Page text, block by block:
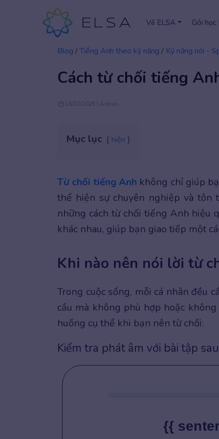
Về ELSA Gói học
Blog /Tiếng Anh theo kỹ năng / Kỹ năng nói -
Cách từ chối tiếng
16/02/2025 | Admin
Mục lục hiện
Từ chối tiếng Anh không chỉ giúp
thể hiện sự chuyên nghiệp và tôn
những cách từ chối tiếng Anh hiệu
khác nhau, giúp bạn giao tiếp một
Khi nào nên nói lời từ
Trong cuộc sống, mỗi cá nhân đều
cầu mà không phù hợp hoặc
huống cụ thể khi bạn nên từ chối:
Kiểm tra phát âm với bài tập
{{